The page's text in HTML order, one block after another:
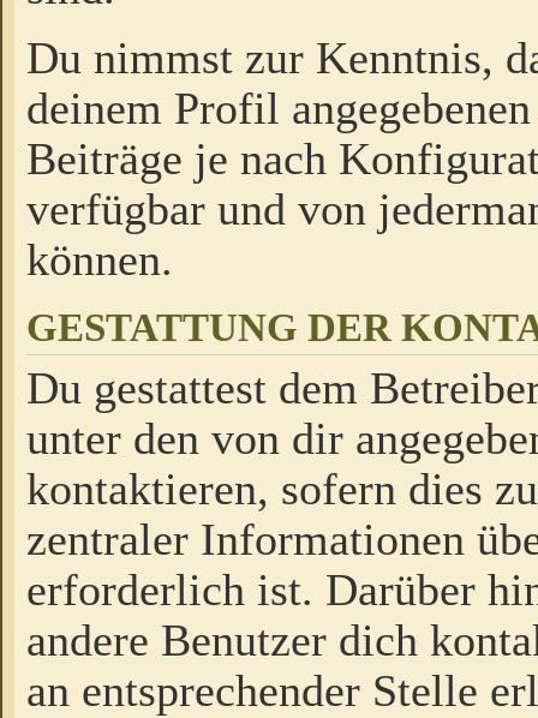
Du nimmst zur Kenntnis,
deinem Profil
Beiträge je nach
verfügbar und von
können.
GESTATTUNG DER
Du gestattest dem
unter den von dir
kontaktieren, sofern dies
zentraler Informationen
erforderlich ist. Darüber
andere Benutzer dich
an entsprechender Stelle